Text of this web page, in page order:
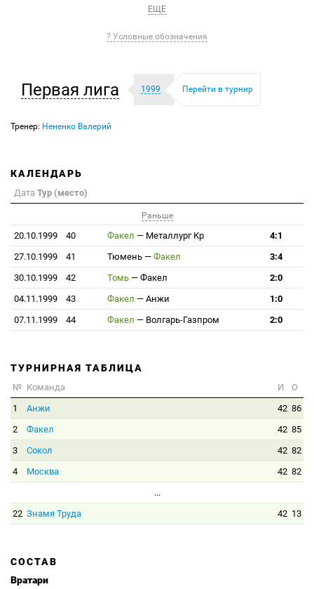
ЕЩЕ
? Условные обозначения
Первая лига 1999 Перейти в турнир
Тренер: Нененко Валерий
КАЛЕНДАРЬ
Дата Тур (место)
Раньше
20.10.1999 40 Факел — Металлург Кр
4:1
27.10.1999
41 Тюмень — Факел
3:4
30.10.1999
42 Томь — Факел
2:0
04.11.1999
43 Факел — Анжи
1:0
07.11.1999
44 Факел — Волгарь-Газпром 2:0
ТУРНИРНАЯ ТАБЛИЦА
№ Команда И
О
1
Анжи 42 86
2
Факел 42 85
3
Сокол 42 82
4
Москва 42 82
...
22 Знамя Труда 42 13
СОСТАВ
Вратари